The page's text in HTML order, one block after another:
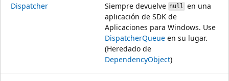
Dispatcher Siempre devuelve null en una
aplicación de SDK de
Aplicaciones para Windows. Use
DispatcherQueue en su lugar.
(Heredado de
DependencyObject)